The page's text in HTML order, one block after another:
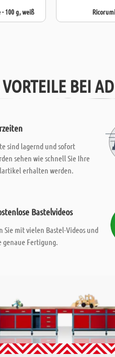
100 g, weiß
BEI
sind lagernd und sofort
sehen wie schnell Sie Ihre
erhalten werden.
Bastelvideos
mit vielen Bastel-Videos und
genaue Fertigung.